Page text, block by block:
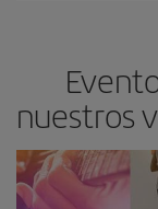
nuestros